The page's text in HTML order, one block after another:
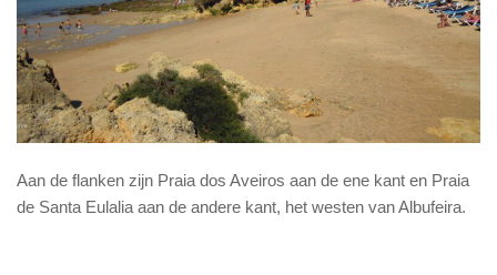
Aan de flanken zijn Praia dos Aveiros aan de ene kant en Praia
de Santa Eulalia aan de andere kant, het westen van Albufeira.